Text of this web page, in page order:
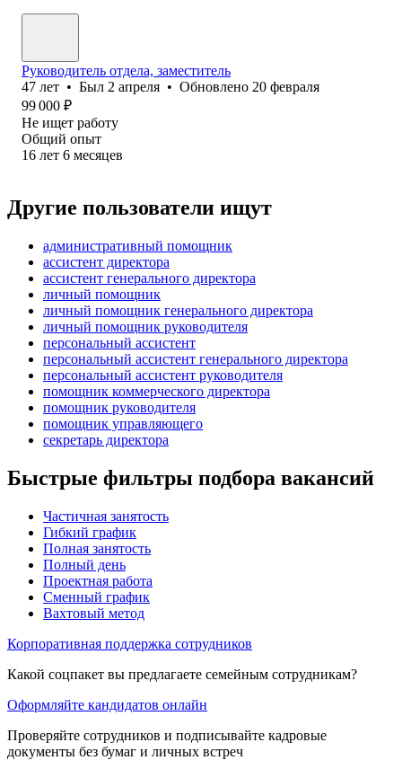
Руководитель отдела, заместитель
47 лет • Был 2 апреля • Обновлено 20 февраля
99 000 ₽
Не ищет работу
Общий опыт
16 лет 6 месяцев
Другие пользователи ищут
административный помощник
ассистент директора
ассистент генерального директора
личный помощник
личный помощник генерального директора
личный помощник руководителя
персональный ассистент
персональный ассистент генерального директора
персональный ассистент руководителя
помощник коммерческого директора
помощник руководителя
помощник управляющего
секретарь директора
Быстрые фильтры подбора вакансий
Частичная занятость
Гибкий график
Полная занятость
Полный день
Проектная работа
Сменный график
Вахтовый метод
Корпоративная поддержка сотрудников
Какой соцпакет вы предлагаете семейным сотрудникам?
Оформляйте кандидатов онлайн
Проверяйте сотрудников и подписывайте кадровые
документы без бумаг и личных встреч